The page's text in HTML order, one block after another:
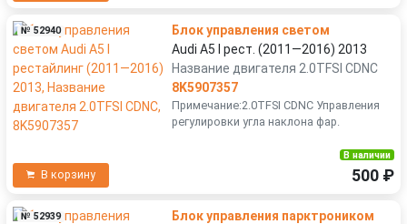
№ 52940
Блок управления светом
Audi A5 I рест. (2011—2016) 2013
Название двигателя 2.0TFSI CDNC
8K5907357
Примечание:2.0TFSI CDNC Управления
регулировки угла наклона фар.
В корзину
В наличии
500 ₽
№ 52939
Блок управления парктроником